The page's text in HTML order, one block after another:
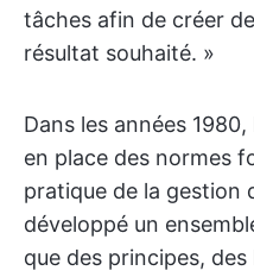
tâches afin de créer
résultat souhaité. »
Dans les années
en place des normes
pratique de la gestion
développé un
que des principes,